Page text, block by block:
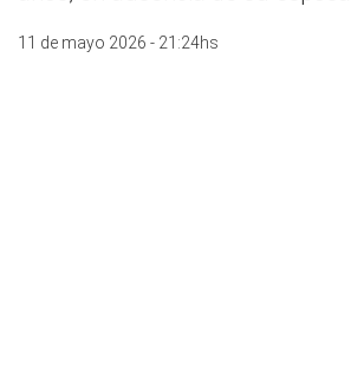
11 de mayo 2026 - 21:24hs